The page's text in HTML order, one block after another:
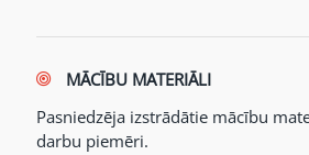
MĀCĪBU MATERIĀLI
Pasniedzēja izstrādātie mācību
darbu piemēri.